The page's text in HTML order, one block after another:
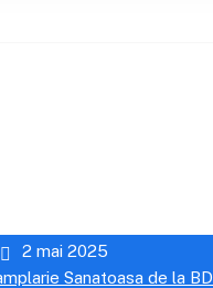
2 mai 2025
Sanatoasa de la